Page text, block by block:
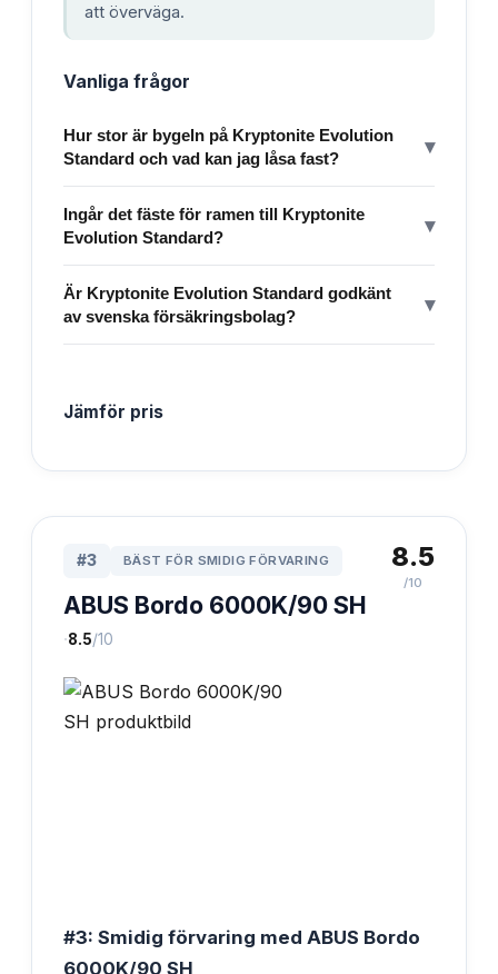
att överväga.
Vanliga frågor
Hur stor är bygeln på Kryptonite Evolution
Standard och vad kan jag låsa fast?
▾
Ingår det fäste för ramen till Kryptonite
Evolution Standard?
▾
Är Kryptonite Evolution Standard godkänt
av svenska försäkringsbolag?
▾
Jämför pris
#3 BÄST FÖR SMIDIG FÖRVARING
ABUS Bordo 6000K/90 SH
·8.5/10
8.5
/10
#3: Smidig förvaring med ABUS Bordo
6000K/90 SH